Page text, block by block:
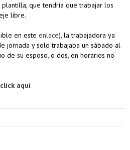
que tendría que trabajar los
libre.
en este enlace), la trabajadora ya
jornada y solo trabajaba un sábado al
de su esposo, o dos, en horarios no
click aquí